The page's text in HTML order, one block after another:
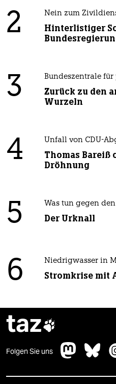
2 Nein zum
Hinterlistiger
3 Bundeszentrale
Zurück zu den
Wurzeln
4 Unfall von CDU-
Thomas
Dröhnung
5 Was tun gegen
Der Urknall
6 Niedrigwasser in
Stromkrise mit
taz
Folgen Sie uns